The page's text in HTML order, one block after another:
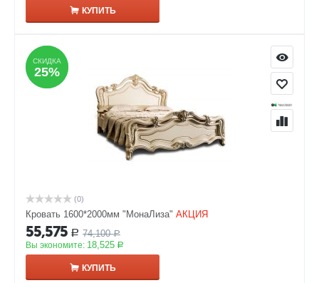
КУПИТЬ
СКИДКА
25%
СКИДКА
25%
(0)
Кровать 1600*2000мм "МонаЛиза" АКЦИЯ
55,575 Р 74,100 Р
Вы экономите: 18,525 Р
КУПИТЬ